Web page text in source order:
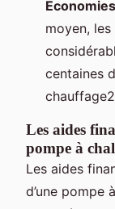
moyen,
centaines
Les aides
pompe à
Les aides
d’une pompe